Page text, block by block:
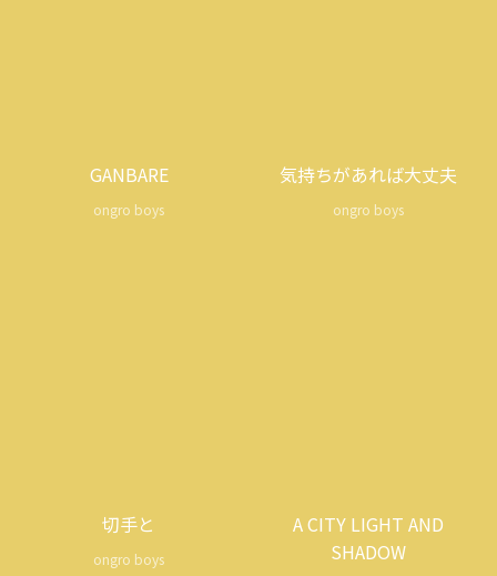
GANBARE
ongro boys
気持ちがあれば大丈夫
ongro boys
切手と
ongro boys
A CITY LIGHT AND
SHADOW